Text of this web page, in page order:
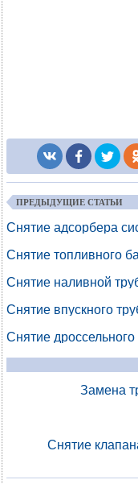
ПРЕДЫДУЩИЕ СТАТЬИ
Снятие адсорбера
Снятие топливного
Снятие наливной
Снятие впускного
Снятие дроссельного
Замена
Снятие